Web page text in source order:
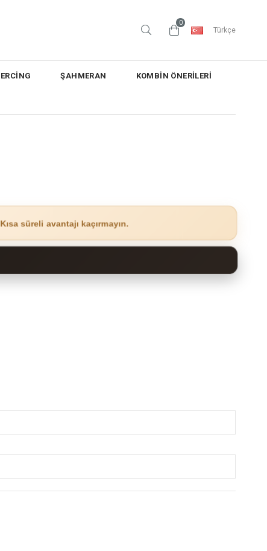
0
Türkçe
ŞAHMERAN KOMBİN ÖNERİLERİ
Kısa süreli avantajı kaçırmayın.